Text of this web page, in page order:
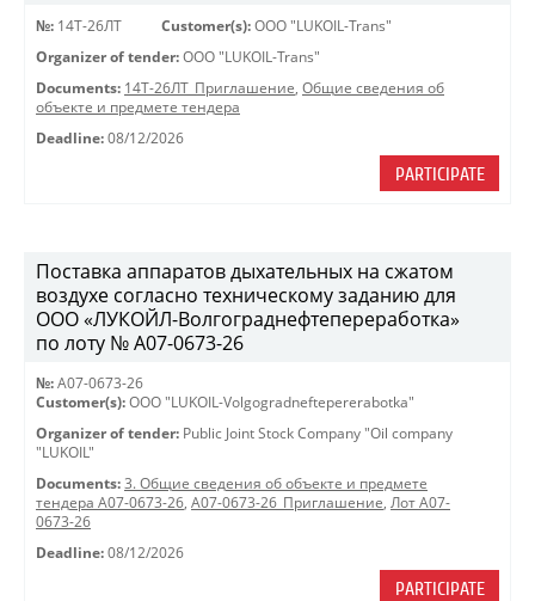
№: 14Т-26ЛТ Customer(s): OOO "LUKOIL-Trans"
Organizer of tender: OOO "LUKOIL-Trans"
Documents: 14Т-26ЛТ_Приглашение, Общие сведения об
объекте и предмете тендера
Deadline: 08/12/2026
PARTICIPATE
Поставка аппаратов дыхательных на сжатом
воздухе согласно техническому заданию для
ООО «ЛУКОЙЛ-Волгограднефтепереработка»
по лоту № A07-0673-26
№: A07-0673-26
Customer(s): OOO "LUKOIL-Volgogradneftepererabotka"
Organizer of tender: Public Joint Stock Company "Oil company
"LUKOIL"
Documents: 3. Общие сведения об объекте и предмете
тендера A07-0673-26, A07-0673-26_Приглашение, Лот A07-
0673-26
Deadline: 08/12/2026
PARTICIPATE